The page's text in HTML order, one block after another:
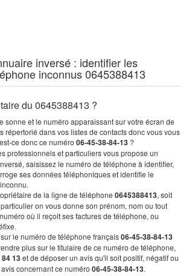
inversé : identifier les
inconnus 0645388413
du 0645388413 ?
sonne et le numéro apparaissant sur votre écran de
répertorié dans vos listes de contacts donc vous vous
ce donc ce numéro 06-45-38-84-13 ?
professionnels et particuliers vous propose un
saisissez le numéro de téléphone à identifier,
ses données téléphoniques et identifie le
de la ligne de téléphone 0645388413, soit
on vous donne son prénom, nom ou tout
où il reçoit ses factures de téléphone, ou
le numéro de téléphone français06-45-38-84-13
plus sur le titulaire de ce numéro de téléphone,
13et de déposer un avis qu'il soit positif, négatif ou
concernant ce numéro 06-45-38-84-13.